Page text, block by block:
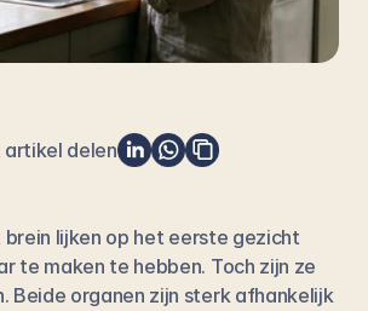
artikel delen
brein lijken op het eerste gezicht
te maken te hebben. Toch zijn ze
Beide organen zijn sterk afhankelijk